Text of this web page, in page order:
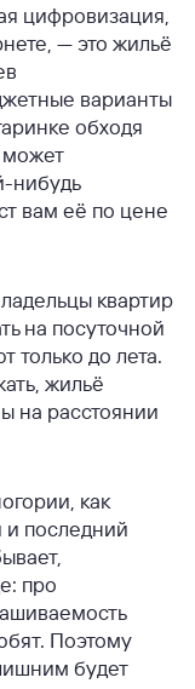
цифровизация,
— это жильё
варианты
обходя
может
нибудь
вам её по цене
квартир
на посуточной
только до лета.
жильё
на расстоянии
как
и последний
про
Поэтому
будет